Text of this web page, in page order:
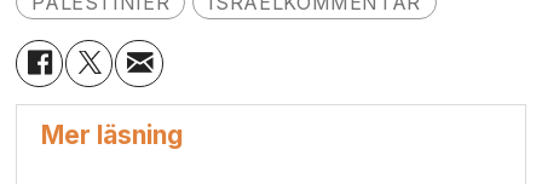
Mer läsning